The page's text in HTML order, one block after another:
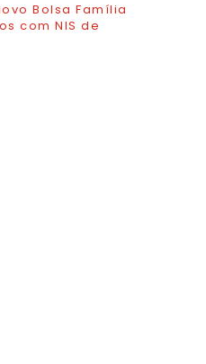
Bolsa Família
com NIS de